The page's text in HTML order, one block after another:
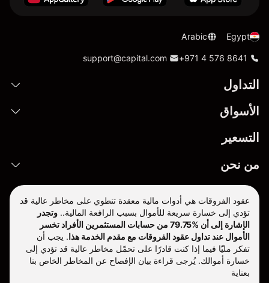
Egypt
Arabic
+971 4 576 8641
support@capital.com
التداول
الأسواق
التسعير
من نحن
عقود الفروقات هي أدوات مالية معقدة تنطوي على مخاطر عالية قد
تؤدي إلى خسارة سريعة للأموال بسبب الرافعة المالية.. وتجدر
الإشارة إلى أن %79.75 من حسابات المستثمرين الأفراد تخسر
الأموال عند تداول عقود الفروقات مع مقدم الخدمة هذا. يجب أن
تفكر مليّا فيما إذا كنت قادرًا على تحمّل مخاطر عالية قد تؤدي إلى
خسارة أموالك. يُرجى قراءة بيان الإفصاح عن المخاطر الخاص بنا
بعناية